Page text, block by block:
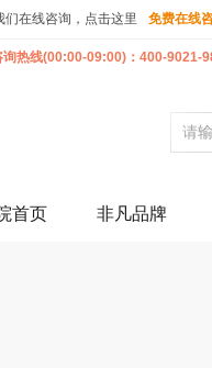
在线咨询，点击这里 免费在线
热线(00:00-09:00)：400-9021-
首页 非凡品牌